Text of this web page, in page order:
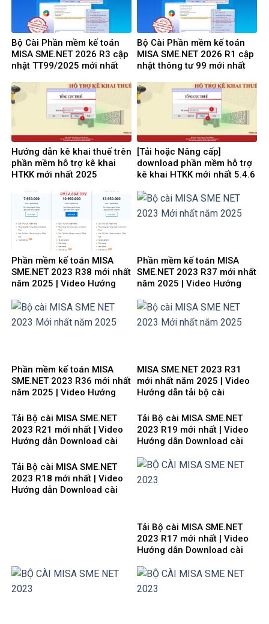
Bộ Cài Phần mềm kế toán
MISA SME.NET 2026 R3 cập
nhật TT99/2025 mới nhất
dẫn tải Download cài đặt
Bộ Cài Phần mềm kế toán
MISA SME.NET 2026 R1 cập
nhật thông tư 99 mới nhất
dẫn tải Download cài đặt
Hướng dẫn kê khai thuế trên
phần mềm hỗ trợ kê khai
HTKK mới nhất 2025
[Tải hoặc Nâng cấp]
download phần mềm hỗ trợ
kê khai HTKK mới nhất 5.4.6
Phần mềm kế toán MISA
SME.NET 2023 R38 mới nhất
năm 2025 | Video Hướng
Phần mềm kế toán MISA
SME.NET 2023 R37 mới nhất
năm 2025 | Video Hướng
Phần mềm kế toán MISA
SME.NET 2023 R36 mới nhất
năm 2025 | Video Hướng
MISA SME.NET 2023 R31
mới nhất năm 2025 | Video
Hướng dẫn tải bộ cài
Tải Bộ cài MISA SME.NET
2023 R21 mới nhất | Video
Hướng dẫn Download cài
Tải Bộ cài MISA SME.NET
2023 R19 mới nhất | Video
Hướng dẫn Download cài
Tải Bộ cài MISA SME.NET
2023 R18 mới nhất | Video
Hướng dẫn Download cài
Tải Bộ cài MISA SME.NET
2023 R17 mới nhất | Video
Hướng dẫn Download cài